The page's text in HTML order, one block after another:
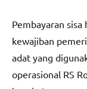
Pembayaran
kewajiban
adat yang
operasional RS